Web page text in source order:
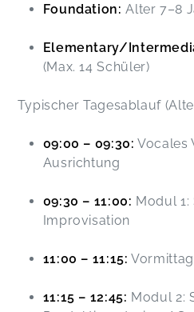
Foundation: Alter 7–8
Elementary/
(Max. 14 Schüler)
Typischer Tagesablauf
09:00 – 09:30: Vocales
Ausrichtung
09:30 – 11:00: Modul
Improvisation
11:00 – 11:15:
11:15 – 12:45: Modul 2: